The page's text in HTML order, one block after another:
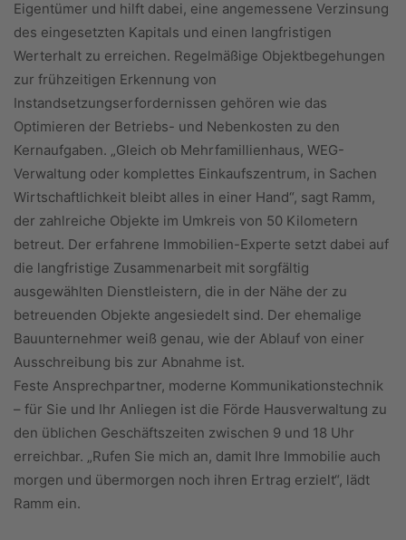
Eigentümer und hilft dabei, eine angemessene Verzinsung
des eingesetzten Kapitals und einen langfristigen
Werterhalt zu erreichen. Regelmäßige Objektbegehungen
zur frühzeitigen Erkennung von
Instandsetzungserfordernissen gehören wie das
Optimieren der Betriebs- und Nebenkosten zu den
Kernaufgaben. „Gleich ob Mehrfamillienhaus, WEG-
Verwaltung oder komplettes Einkaufszentrum, in Sachen
Wirtschaftlichkeit bleibt alles in einer Hand“, sagt Ramm,
der zahlreiche Objekte im Umkreis von 50 Kilometern
betreut. Der erfahrene Immobilien-Experte setzt dabei auf
die langfristige Zusammenarbeit mit sorgfältig
ausgewählten Dienstleistern, die in der Nähe der zu
betreuenden Objekte angesiedelt sind. Der ehemalige
Bauunternehmer weiß genau, wie der Ablauf von einer
Ausschreibung bis zur Abnahme ist.
Feste Ansprechpartner, moderne Kommunikationstechnik
– für Sie und Ihr Anliegen ist die Förde Hausverwaltung zu
den üblichen Geschäftszeiten zwischen 9 und 18 Uhr
erreichbar. „Rufen Sie mich an, damit Ihre Immobilie auch
morgen und übermorgen noch ihren Ertrag erzielt“, lädt
Ramm ein.